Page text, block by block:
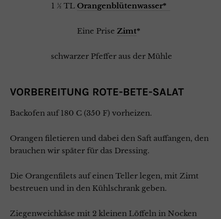
1 ½ TL Orangenblütenwasser*
Eine Prise Zimt*
schwarzer Pfeffer aus der Mühle
VORBEREITUNG ROTE-BETE-SALAT
Backofen auf 180 C (350 F) vorheizen.
Orangen filetieren und dabei den Saft auffangen, den
brauchen wir später für das Dressing.
Die Orangenfilets auf einen Teller legen, mit Zimt
bestreuen und in den Kühlschrank geben.
Ziegenweichkäse mit 2 kleinen Löffeln in Nocken